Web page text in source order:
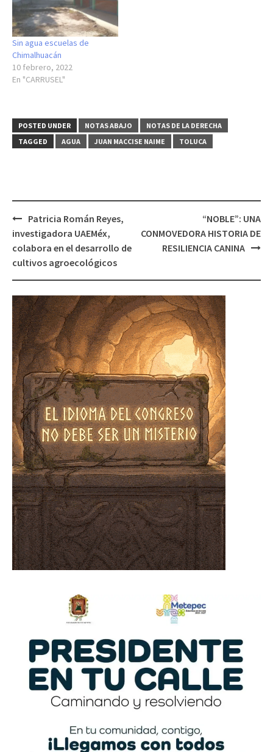
Sin agua escuelas de
Chimalhuacán
10 febrero, 2022
En "CARRUSEL"
POSTED UNDER NOTAS ABAJO
NOTAS DE LA DERECHA
TAGGED
AGUA JUAN MACCISE NAIME TOLUCA
Post
navigation
Patricia Román Reyes,
investigadora UAEMéx,
colabora en el desarrollo de
cultivos agroecológicos
“NOBLE”: UNA
CONMOVEDORA HISTORIA DE
RESILIENCIA CANINA